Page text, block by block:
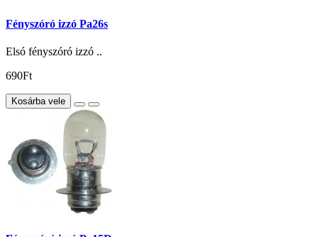
Fényszóró izzó Pa26s
Elsó fényszóró izzó ..
690Ft
Kosárba vele